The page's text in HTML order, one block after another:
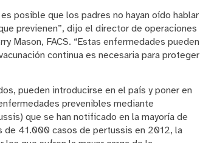
posible que los padres no hayan oído hablar
previenen”, dijo el director de operaciones
Mason, FACS. “Estas enfermedades pueden
continua es necesaria para proteger
pueden introducirse en el país y poner en
prevenibles mediante
que se han notificado en la mayoría de
de 41.000 casos de pertussis en 2012, la